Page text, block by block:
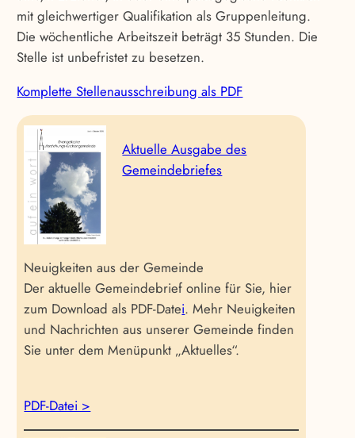
mit gleichwertiger Qualifikation als Gruppenleitung.
Die wöchentliche Arbeitszeit beträgt 35 Stunden. Die
Stelle ist unbefristet zu besetzen.
Komplette Stellenausschreibung als PDF
Aktuelle Ausgabe des
Gemeindebriefes
Neuigkeiten aus der Gemeinde
Der aktuelle Gemeindebrief online für Sie, hier
zum Download als PDF-Datei. Mehr Neuigkeiten
und Nachrichten aus unserer Gemeinde finden
Sie unter dem Menüpunkt „Aktuelles“.
PDF-Datei >